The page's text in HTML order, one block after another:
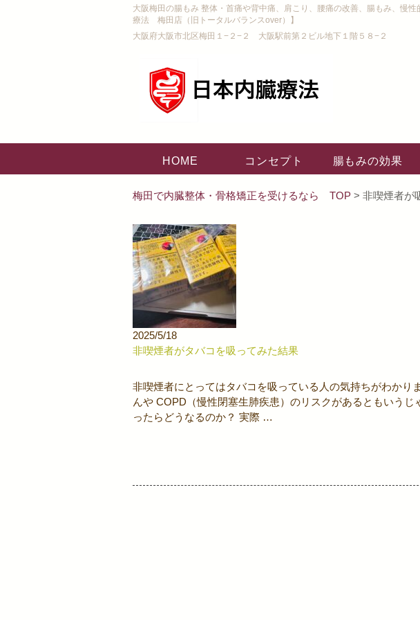
大阪梅田の腸もみ 整体・首痛や背中痛、肩こり、腰痛の改善、腸もみ、慢
療法 梅田店（旧トータルバランスover）】
大阪府大阪市北区梅田１−２−２ 大阪駅前第２ビル地下１階５８−２
HOME コンセプト 腸もみの効果
梅田で内臓整体・骨格矯正を受けるなら TOP > 非喫煙者が
2025/5/18
非喫煙者がタバコを吸ってみた結果
非喫煙者にとってはタバコを吸っている人の気持ちがわかり
んや COPD（慢性閉塞生肺疾患）のリスクがあるともいう
ったらどうなるのか？ 実際 …